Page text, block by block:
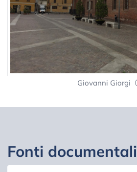
Giovanni Giorgi
Fonti documentali